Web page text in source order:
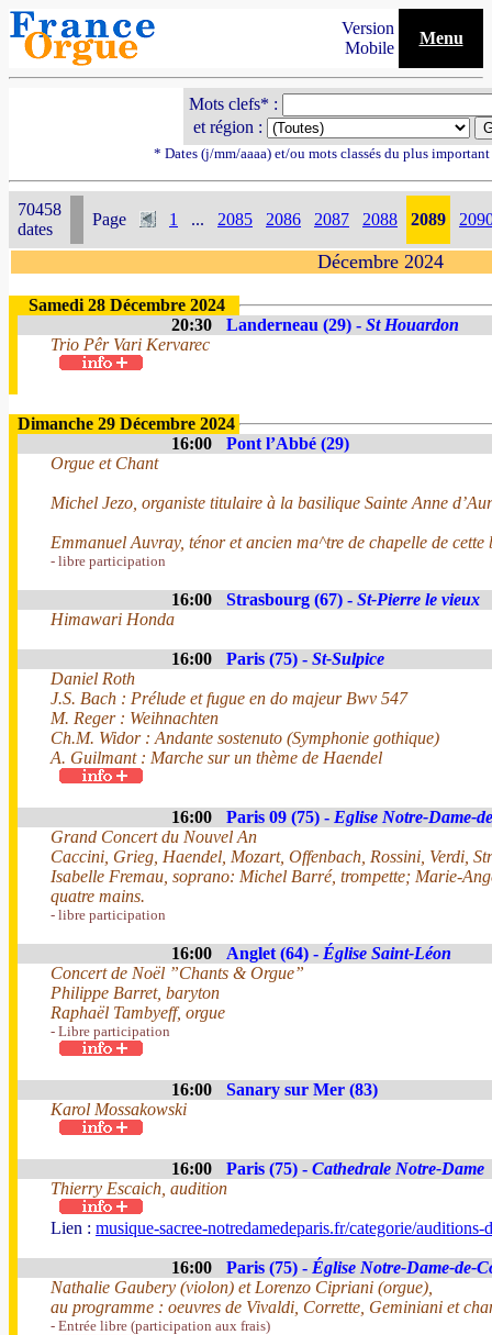
Version
Mobile
Menu
Mots clefs* :
et région :
* Dates (j/mm/aaaa) et/ou mots classés du plus
70458
dates
Page 1 ... 2085 2086 2087 2088 2089
Décembre 2024
Samedi 28 Décembre 2024
20:30
Landerneau (29) - St Houardon
Trio Pêr Vari Kervarec
Dimanche 29 Décembre 2024
16:00
Pont l’Abbé (29)
Orgue et Chant
Michel Jezo, organiste titulaire à la basilique Sainte Anne
Emmanuel Auvray, ténor et ancien ma^tre de chapelle de cette
- libre participation
16:00 Strasbourg (67) - St-Pierre le vieux
Himawari Honda
16:00 Paris (75) - St-Sulpice
Daniel Roth
J.S. Bach : Prélude et fugue en do majeur Bwv 547
M. Reger : Weihnachten
Ch.M. Widor : Andante sostenuto (Symphonie gothique)
A. Guilmant : Marche sur un thème de Haendel
16:00 Paris 09 (75) - Eglise Notre-Dame-
Grand Concert du Nouvel An
Caccini, Grieg, Haendel, Mozart, Offenbach, Rossini, Verdi,
Isabelle Fremau, soprano: Michel Barré, trompette; Marie-
quatre mains.
- libre participation
16:00 Anglet (64) - Église Saint-Léon
Concert de Noël ”Chants & Orgue”
Philippe Barret, baryton
Raphaël Tambyeff, orgue
- Libre participation
16:00
Sanary sur Mer (83)
Karol Mossakowski
16:00 Paris (75) - Cathedrale Notre-Dame
Thierry Escaich, audition
Lien : musique-sacree-notredamedeparis.fr/categorie/
16:00 Paris (75) - Église Notre-Dame-de-
Nathalie Gaubery (violon) et Lorenzo Cipriani (orgue),
au programme : oeuvres de Vivaldi, Corrette, Geminiani et
- Entrée libre (participation aux frais)